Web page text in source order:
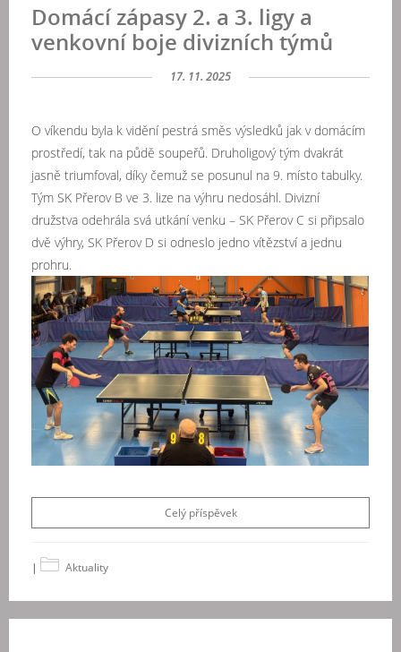
Domácí zápasy 2. a 3. ligy a
venkovní boje divizních týmů
17. 11. 2025
O víkendu byla k vidění pestrá směs výsledků jak v domácím
prostředí, tak na půdě soupeřů. Druholigový tým dvakrát
jasně triumfoval, díky čemuž se posunul na 9. místo tabulky.
Tým SK Přerov B ve 3. lize na výhru nedosáhl. Divizní
družstva odehrála svá utkání venku – SK Přerov C si připsalo
dvě výhry, SK Přerov D si odneslo jedno vítězství a jednu
prohru.
Celý příspěvek
| Aktuality